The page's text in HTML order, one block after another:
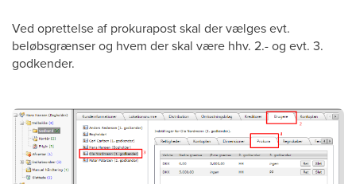
Ved oprettelse af prokurapost skal der vælges evt.
beløbsgrænser og hvem der skal være hhv. 2.- og evt. 3.
godkender.